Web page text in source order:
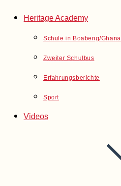
Heritage Academy
Schule in Boabeng/Ghana
Zweiter Schulbus
Erfahrungsberichte
Sport
Videos